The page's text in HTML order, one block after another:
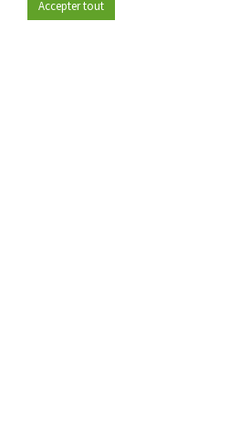
Devenez membre
Accepter tout